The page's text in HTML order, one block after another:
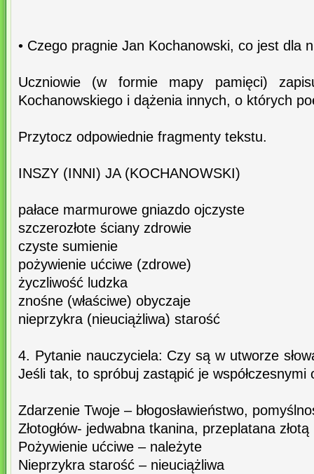
• Czego pragnie Jan Kochanowski, co jest dla
Uczniowie (w formie mapy pamięci)
Kochanowskiego i dążenia innych, o których
Przytocz odpowiednie fragmenty tekstu.
INSZY (INNI) JA (KOCHANOWSKI)
pałace marmurowe gniazdo ojczyste
szczerozłote ściany zdrowie
czyste sumienie
pożywienie ućciwe (zdrowe)
życzliwość ludzka
znośne (właściwe) obyczaje
nieprzykra (nieuciążliwa) starość
4. Pytanie nauczyciela: Czy są w utworze
Jeśli tak, to spróbuj zastąpić je współczesnymi
Zdarzenie Twoje – błogosławieństwo,
Złotogłów- jedwabna tkanina, przeplatana złotą
Pożywienie ućciwe – należyte
Nieprzykra starość – nieuciążliwa